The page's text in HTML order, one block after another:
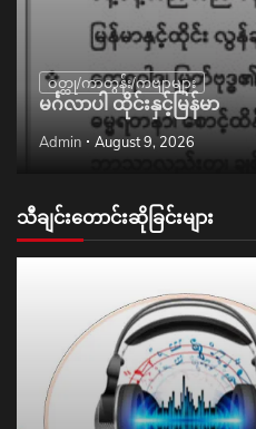
ဝတ္ထု/ကာတွန်း/ကဗျာများ
မင်္ဂလာပါ ထိုင်းနှင့်မြန်မာ
Admin August 9, 2026
သီချင်းတောင်းဆိုခြင်းများ